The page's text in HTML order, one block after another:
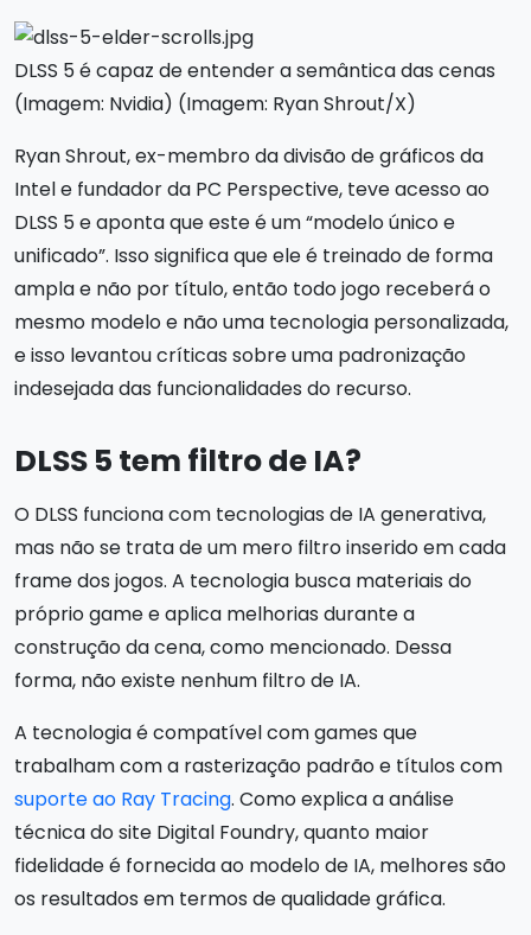
DLSS 5 é capaz de entender a semântica das cenas
(Imagem: Nvidia) (Imagem: Ryan Shrout/X)
Ryan Shrout, ex-membro da divisão de gráficos da
Intel e fundador da PC Perspective, teve acesso ao
DLSS 5 e aponta que este é um “modelo único e
unificado”. Isso significa que ele é treinado de forma
ampla e não por título, então todo jogo receberá o
mesmo modelo e não uma tecnologia personalizada,
e isso levantou críticas sobre uma padronização
indesejada das funcionalidades do recurso.
DLSS 5 tem filtro de IA?
O DLSS funciona com tecnologias de IA generativa,
mas não se trata de um mero filtro inserido em cada
frame dos jogos. A tecnologia busca materiais do
próprio game e aplica melhorias durante a
construção da cena, como mencionado. Dessa
forma, não existe nenhum filtro de IA.
A tecnologia é compatível com games que
trabalham com a rasterização padrão e títulos com
suporte ao Ray Tracing. Como explica a análise
técnica do site Digital Foundry, quanto maior
fidelidade é fornecida ao modelo de IA, melhores são
os resultados em termos de qualidade gráfica.